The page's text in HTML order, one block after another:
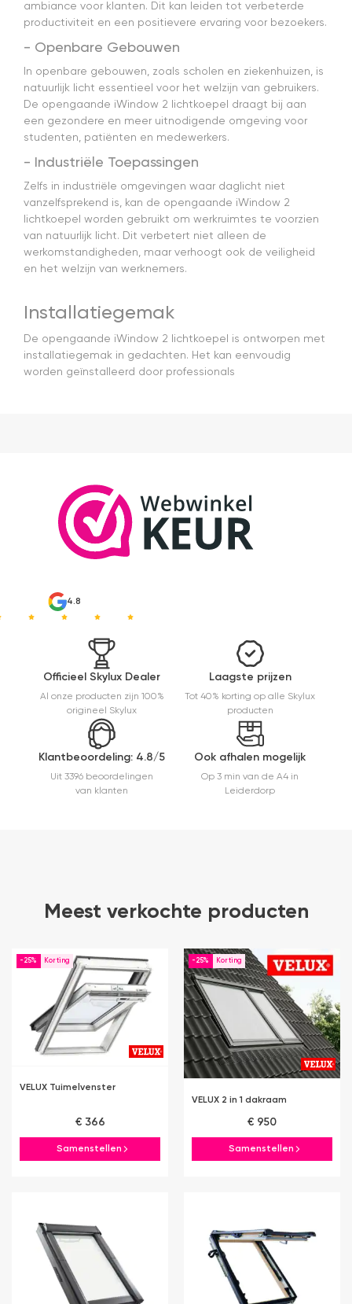
ambiance voor klanten. Dit kan leiden tot verbeterde
productiviteit en een positievere ervaring voor bezoekers.
- Openbare Gebouwen
In openbare gebouwen, zoals scholen en ziekenhuizen, is
natuurlijk licht essentieel voor het welzijn van gebruikers.
De opengaande iWindow 2 lichtkoepel draagt bij aan
een gezondere en meer uitnodigende omgeving voor
studenten, patiënten en medewerkers.
- Industriële Toepassingen
Zelfs in industriële omgevingen waar daglicht niet
vanzelfsprekend is, kan de opengaande iWindow 2
lichtkoepel worden gebruikt om werkruimtes te voorzien
van natuurlijk licht. Dit verbetert niet alleen de
werkomstandigheden, maar verhoogt ook de veiligheid
en het welzijn van werknemers.
Installatiegemak
De opengaande iWindow 2 lichtkoepel is ontworpen met
installatiegemak in gedachten. Het kan eenvoudig
worden geïnstalleerd door professionals
4.8
Officieel Skylux Dealer
Al onze producten zijn 100%
origineel Skylux
Laagste prijzen
Tot 40% korting op alle Skylux
producten
Klantbeoordeling: 4.8/5
Uit 3396 beoordelingen
van klanten
Ook afhalen mogelijk
Op 3 min van de A4 in
Leiderdorp
Meest verkochte producten
-25%
VELUX Tuimelvenster
€ 366
Samenstellen
-25%
VELUX 2 in 1 dakraam
€ 950
Samenstellen